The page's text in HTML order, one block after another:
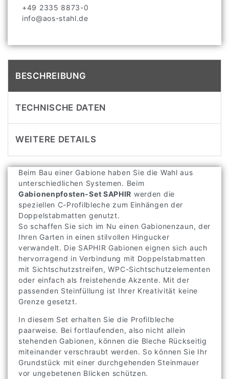
+49 2335 8873-0
info@aos-stahl.de
BESCHREIBUNG
TECHNISCHE DATEN
WEITERE DETAILS
Beim Bau einer Gabione haben Sie die Wahl aus
unterschiedlichen Systemen. Beim
Gabionenpfosten-Set SAPHIR werden die
speziellen C-Profilbleche zum Einhängen der
Doppelstabmatten genutzt.
So schaffen Sie sich im Nu einen Gabionenzaun, der
Ihren Garten in einen stilvollen Hingucker
verwandelt. Die SAPHIR Gabionen eignen sich auch
hervorragend in Verbindung mit Doppelstabmatten
mit Sichtschutzstreifen, WPC-Sichtschutzelementen
oder einfach als freistehende Akzente. Mit der
passenden Steinfüllung ist Ihrer Kreativität keine
Grenze gesetzt.
In diesem Set erhalten Sie die Profilbleche
paarweise. Bei fortlaufenden, also nicht allein
stehenden Gabionen, können die Bleche Rückseitig
miteinander verschraubt werden. So können Sie Ihr
Grundstück mit einer durchgehenden Steinmauer
vor ungebetenen Blicken schützen.